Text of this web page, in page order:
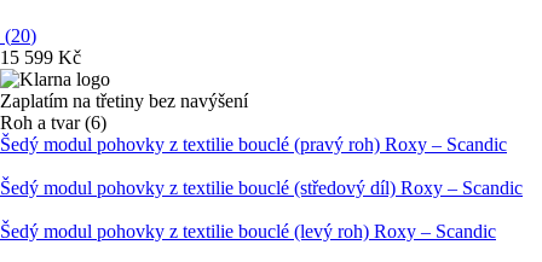
(20)
15 599 Kč
Zaplatím na třetiny bez navýšení
Roh a tvar (6)
Šedý modul pohovky z textilie bouclé (pravý roh) Roxy – Scandic
Šedý modul pohovky z textilie bouclé (středový díl) Roxy – Scandic
Šedý modul pohovky z textilie bouclé (levý roh) Roxy – Scandic